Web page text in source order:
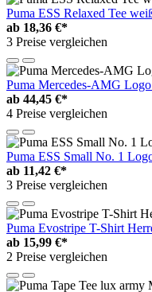
Puma ESS Relaxed Tee
ab 18,36 €*
3 Preise vergleichen
Puma Mercedes-AMG
ab 44,45 €*
4 Preise vergleichen
Puma ESS Small No. 1
ab 11,42 €*
3 Preise vergleichen
Puma Evostripe T-Shirt
ab 15,99 €*
2 Preise vergleichen